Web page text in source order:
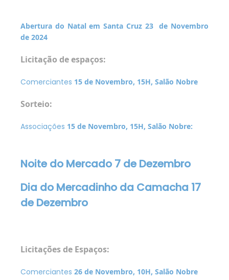
Abertura do Natal em Santa Cruz 23 de Novembro
de 2024
Licitação de espaços:
Comerciantes 15 de Novembro, 15H, Salão Nobre
Sorteio:
Associações 15 de Novembro, 15H, Salão Nobre:
Noite do Mercado 7 de Dezembro
Dia do Mercadinho da Camacha 17
de Dezembro
Licitações de Espaços:
Comerciantes 26 de Novembro, 10H, Salão Nobre